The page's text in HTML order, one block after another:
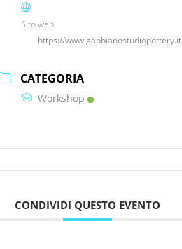
Sito web
https://www.gabbianostudiopottery.it
CATEGORIA
Workshop
CONDIVIDI QUESTO EVENTO